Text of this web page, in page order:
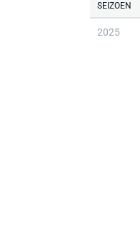
SEIZOEN
2025